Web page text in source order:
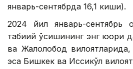
январь-сентябрда 16,1 киши).
2024 йил январь-сентябрь
табиий ўсишининг энг юқори
ва Жалолобод
эса Бишкек ва Иссиқкўл